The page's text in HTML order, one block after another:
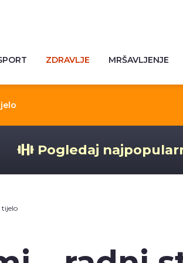
ZDRAVLJE MRŠAVLJENJE
Pogledaj
tijelo